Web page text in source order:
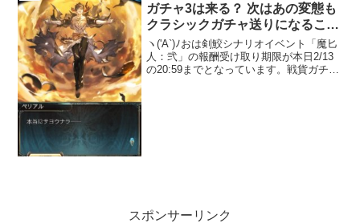
ガチャ3は来る？ 次はあの変態も
クラシックガチャ送りになること
に・・・
ヽ('A`)ﾉおは剣鮫シナリオイベント「魔匕
人：弐」の報酬受け取り期限が本日2/13
の20:59までとなっています。戦貨ガチャ
スポンサーリンク